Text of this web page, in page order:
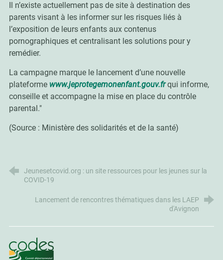
Il n’existe actuellement pas de site à destination des
parents visant à les informer sur les risques liés à
l’exposition de leurs enfants aux contenus
pornographiques et centralisant les solutions pour y
remédier.
La campagne marque le lancement d’une nouvelle
plateforme www.jeprotegemonenfant.gouv.frqui informe,
conseille et accompagne la mise en place du contrôle
parental."
(Source : Ministère des solidarités et de la santé)
Jeunesetcovid.org : un site ressources pour les jeunes sur la
COVID-19
Lancement de rencontres thématiques dans les LAEP
d'Avignon
CoDES 84